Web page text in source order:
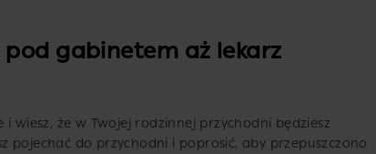
pod gabinetem aż lekarz
i wiesz, że w Twojej rodzinnej przychodni będziesz
pojechać do przychodni i poprosić, aby przepuszczono